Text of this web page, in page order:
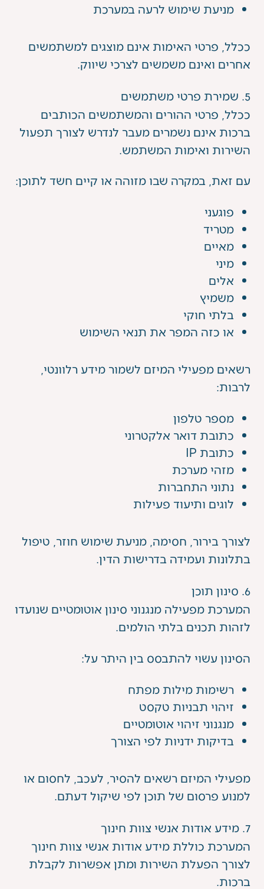
מניעת שימוש לרעה במערכת
ככלל, פרטי האימות אינם מוצגים למשתמשים
אחרים ואינם משמשים לצרכי שיווק.
5. שמירת פרטי משתמשים
ככלל, פרטי ההורים והמשתמשים הכותבים
ברכות אינם נשמרים מעבר לנדרש לצורך תפעול
השירות ואימות המשתמש.
עם זאת, במקרה שבו מזוהה או קיים חשד לתוכן:
פוגעני
מטריד
מאיים
מיני
אלים
משמיץ
בלתי חוקי
או כזה המפר את תנאי השימוש
רשאים מפעילי המיזם לשמור מידע רלוונטי,
לרבות:
מספר טלפון
כתובת דואר אלקטרוני
כתובת IP
מזהי מערכת
נתוני התחברות
לוגים ותיעוד פעילות
לצורך בירור, חסימה, מניעת שימוש חוזר, טיפול
בתלונות ועמידה בדרישות הדין.
6. סינון תוכן
המערכת מפעילה מנגנוני סינון אוטומטיים שנועדו
לזהות תכנים בלתי הולמים.
הסינון עשוי להתבסס בין היתר על:
רשימות מילות מפתח
זיהוי תבניות טקסט
מנגנוני זיהוי אוטומטיים
בדיקות ידניות לפי הצורך
מפעילי המיזם רשאים להסיר, לעכב, לחסום או
למנוע פרסום של תוכן לפי שיקול דעתם.
7. מידע אודות אנשי צוות חינוך
המערכת כוללת מידע אודות אנשי צוות חינוך
לצורך הפעלת השירות ומתן אפשרות לקבלת
ברכות.